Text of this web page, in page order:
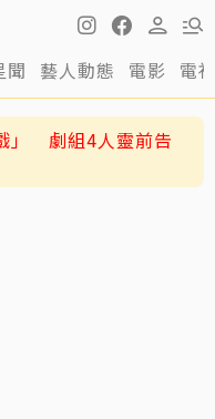
聞 藝人動態 電影 電
」 劇組4人靈前告